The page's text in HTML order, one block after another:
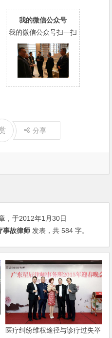
我的微信公众号
我的微信公众号扫一扫
分享
，于2012年1月30日
事故律师 发表，共 584 字。
医疗纠纷维权途径与诊疗过失举